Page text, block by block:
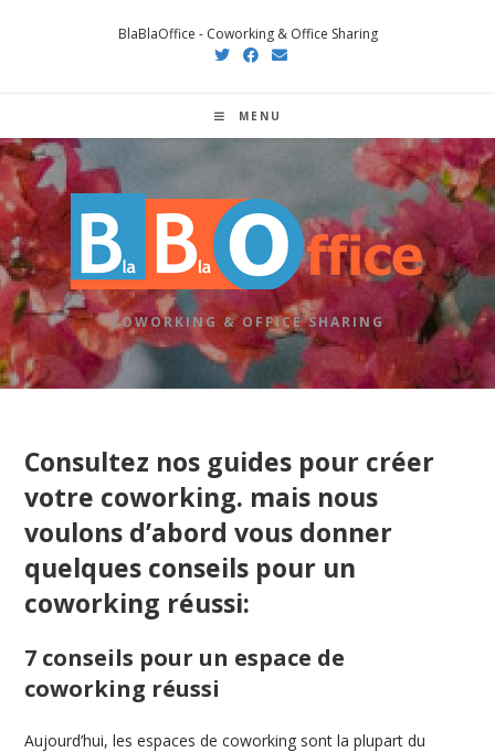
BlaBlaOffice - Coworking & Office Sharing
MENU
COWORKING & OFFICE SHARING
Consultez nos guides pour créer
votre coworking. mais nous
voulons d’abord vous donner
quelques conseils pour un
coworking réussi:
7 conseils pour un espace de
coworking réussi
Aujourd’hui, les espaces de coworking sont la plupart du